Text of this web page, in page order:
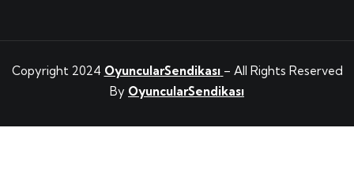
Copyright 2024 OyuncularSendikası – All Rights Reserved
By OyuncularSendikası